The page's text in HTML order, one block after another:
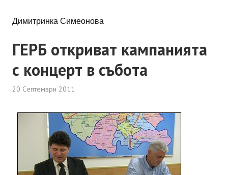
Димитринка Симеонова
ГЕРБ откриват кампанията
с концерт в събота
20 Септември 2011